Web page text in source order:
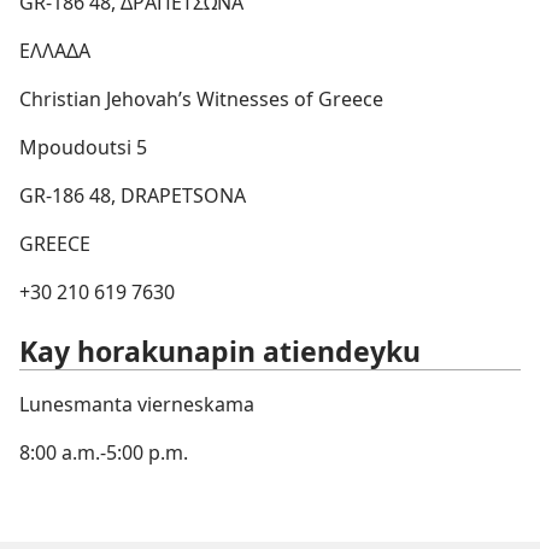
ΕΛΛΑΔΑ
Christian Jehovah’s Witnesses of Greece
Mpoudoutsi 5
GR-186 48, DRAPETSONA
GREECE
+30 210 619 7630
Kay horakunapin atiendeyku
Lunesmanta vierneskama
8:00 a.m.-5:00 p.m.